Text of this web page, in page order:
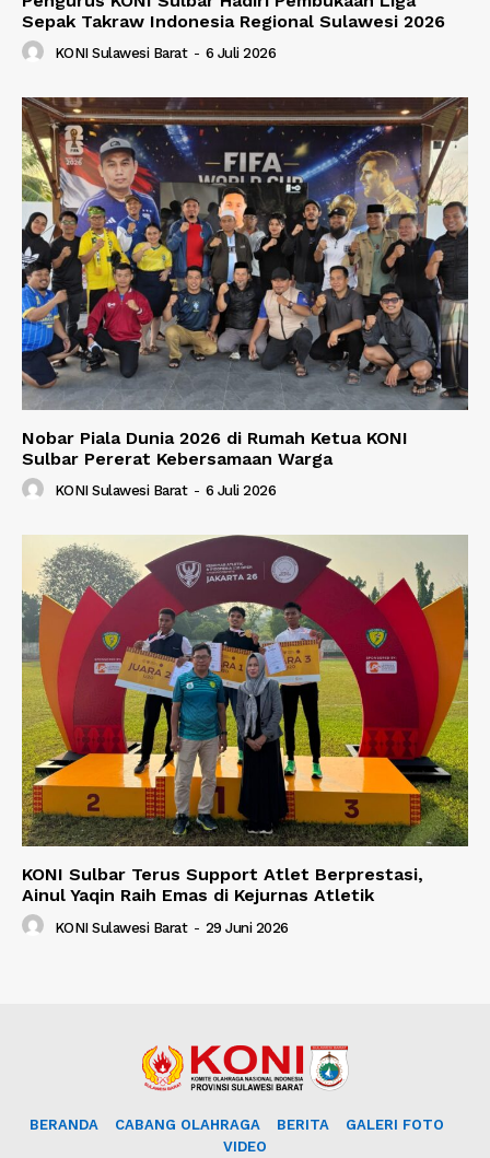
Sepak Takraw Indonesia Regional Sulawesi 2026
KONI Sulawesi Barat - 6 Juli 2026
Nobar Piala Dunia 2026 di Rumah Ketua KONI
Sulbar Pererat Kebersamaan Warga
KONI Sulawesi Barat - 6 Juli 2026
KONI Sulbar Terus Support Atlet Berprestasi,
Ainul Yaqin Raih Emas di Kejurnas Atletik
KONI Sulawesi Barat - 29 Juni 2026
BERANDA CABANG OLAHRAGA BERITA
GALERI FOTO
VIDEO